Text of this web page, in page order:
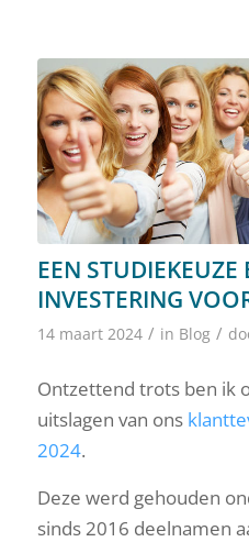
EEN
INVESTERING
14 maart 2024 / in Blog /
Ontzettend trots ben ik
uitslagen van ons
2024.
Deze werd gehouden
sinds 2016 deelnamen